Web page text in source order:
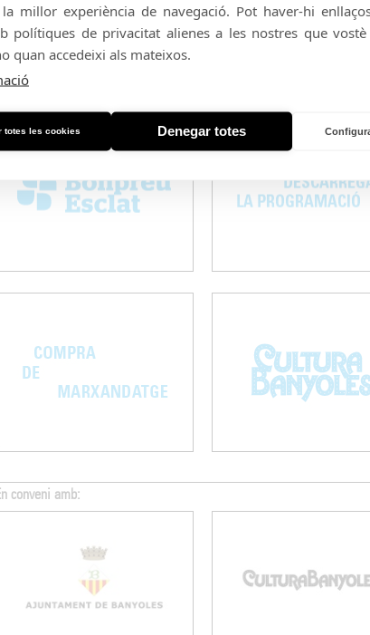
conveni amb:
millor experiència de navegació. Pot haver-hi
polítiques de privacitat alienes a les nostres que
quan accedeixi als mateixos.
totes les cookies Denegar totes